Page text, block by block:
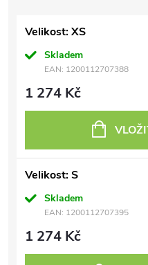
Velikost: XS
Skladem
EAN: 1200112707388
1 274 Kč
Velikost: S
Skladem
EAN: 1200112707395
1 274 Kč